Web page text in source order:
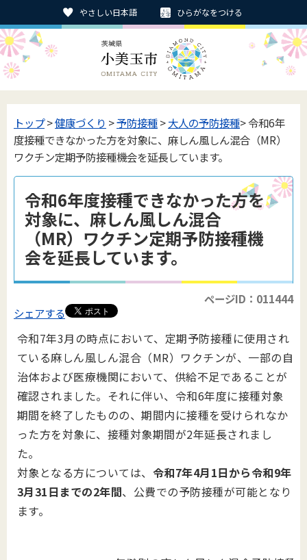
やさしい日本語 ひらがなをつける
トップ>健康づくり >予防接種>大人の予防接種> 令和6年
度接種できなかった方を対象に、麻しん風しん混合（MR）
ワクチン定期予防接種機会を延長しています。
令和6年度接種できなかった方を
対象に、麻しん風しん混合
（MR）ワクチン定期予防接種機
会を延長しています。
ページID：011444
シェアする
令和7年3月の時点において、定期予防接種に使用され
ている麻しん風しん混合（MR）ワクチンが、一部の自
治体および医療機関において、供給不足であることが
確認されました。それに伴い、令和6年度に接種対象
期間を終了したものの、期間内に接種を受けられなか
った方を対象に、接種対象期間が2年延長されまし
た。
対象となる方については、 令和7年4月1日から令和9年
3月31日までの2年間、公費での予防接種が可能となり
ます。